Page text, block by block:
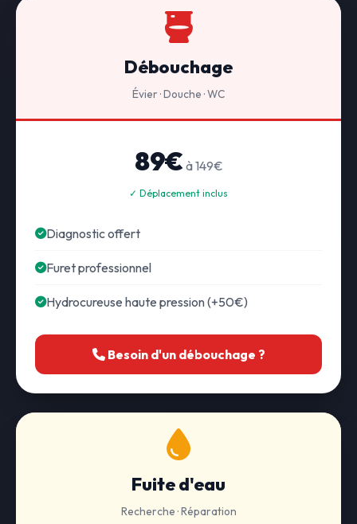
Débouchage
Évier · Douche · WC
89€ à 149€
✓ Déplacement inclus
Diagnostic offert
Furet professionnel
Hydrocureuse haute pression (+50€)
Besoin d'un débouchage ?
Fuite d'eau
Recherche · Réparation